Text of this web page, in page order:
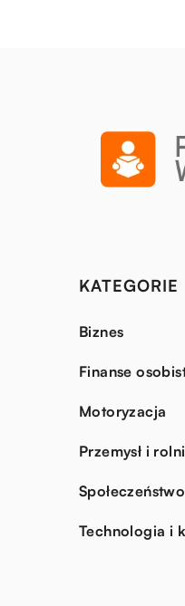
KATEGORIE
Biznes
Finanse
Motoryzacja
Przemysł i
Społeczeństwo
Technologia i